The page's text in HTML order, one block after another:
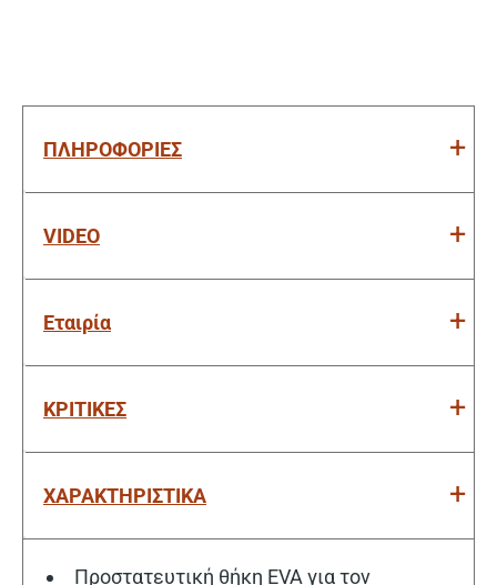
ΠΛΗΡΟΦΟΡΙΕΣ
VIDEO
Εταιρία
ΚΡΙΤΙΚΕΣ
ΧΑΡΑΚΤΗΡΙΣΤΙΚΑ
Προστατευτική θήκη EVA για τον